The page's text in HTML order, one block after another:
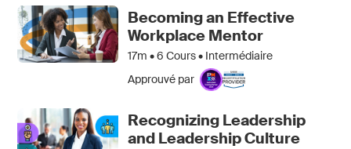
Becoming an Effective
Workplace Mentor
17m •6 Cours • Intermédiaire
Approuvé par
Recognizing Leadership
and Leadership Culture